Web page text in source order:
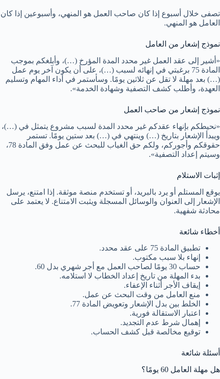
تصفى خلال أسبوع إذا كان صاحب العمل هو المنهي، وأسبوعين إذا كان
العامل هو المنهي.
نموذج إشعار من العامل
«أشير إلى عقد العمل غير محدد المدة المؤرخ (…)، وأبلغكم بموجب
المادة 75 برغبتي في إنهائه لسبب (…)، على أن يكون آخر يوم عمل
(…) بعد مهلة لا تقل عن ثلاثين يومًا. وسأستمر في أداء المهام وتسليم
العهدة، وأطلب كشف التصفية وشهادة الخدمة».
نموذج إشعار من صاحب العمل
«نحيطكم بإنهاء عقدكم غير محدد المدة لسبب مشروع يتمثل في (…)،
ويبدأ الإشعار بتاريخ (…) وينتهي في (…) بعد ستين يومًا. تستمر
حقوقكم وأجوركم، ولكم حق الغياب للبحث عن عمل وفق المادة 78،
وسيتم إعداد التصفية».
إثبات الاستلام
يوقع المستلم أو يرد بالبريد، أو تستخدم منصة موثقة. إذا امتنع، يرسل
الإشعار إلى العنوان والوسائل المسجلة ويثبت الامتناع. لا يعتمد على
محادثة شفهية.
أخطاء شائعة
تطبيق المادة 75 على عقد محدد.
إنهاء بلا سبب مكتوب.
حساب 30 يومًا لصاحب العمل مع أجر شهري بدل 60.
بدء المهلة من تاريخ إعداد الخطاب لا استلامه.
إيقاف الأجر أثناء الإعفاء.
منع العامل من وقت البحث عن عمل.
الخلط بين بدل الإشعار وتعويض المادة 77.
اعتبار الاستقالة فورية.
إهمال شرط عدم التجديد.
توقيع مخالصة قبل كشف الحساب.
أسئلة شائعة
هل مهلة العامل 60 يومًا؟